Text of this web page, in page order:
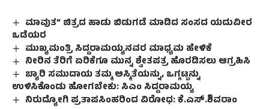
ಮಾವುತ” ಚಿತ್ರದ ಹಾಡು ಬಿಡುಗಡೆ ಮಾಡಿದ ಸಂಸದ ಯದುವೀರ
ಒಡೆಯರ
ಮುಖ್ಯಮಂತ್ರಿ ಸಿದ್ದರಾಮಯ್ಯನವರ ಮಾಧ್ಯಮ ಹೇಳಿಕೆ
ನೀರಿನ ತೆರಿಗೆ ಏರಿಕೆಗೂ ಮುನ್ನ ಶ್ವೇತಪತ್ರ ಹೊರಡಿಸಲು ಆಗ್ರಹಿಸಿ
ಬ್ಯಾರಿ ಸಮುದಾಯ ತಮ್ಮ ಅಸ್ಮಿತೆಯನ್ನು, ಒಗ್ಗಟ್ಟನ್ನು
ಉಳಿಸಿಕೊಂಡು ಹೋಗಬೇಕು: ಸಿಎಂ ಸಿದ್ದರಾಮಯ್ಯ
ನಿರುದ್ಯೋಗಿ ಪ್ರತಾಪಸಿಂಹರಿಂದ ವಿರೋಧ: ಕೆ.ಎಸ್‌.ಶಿವರಾಂ